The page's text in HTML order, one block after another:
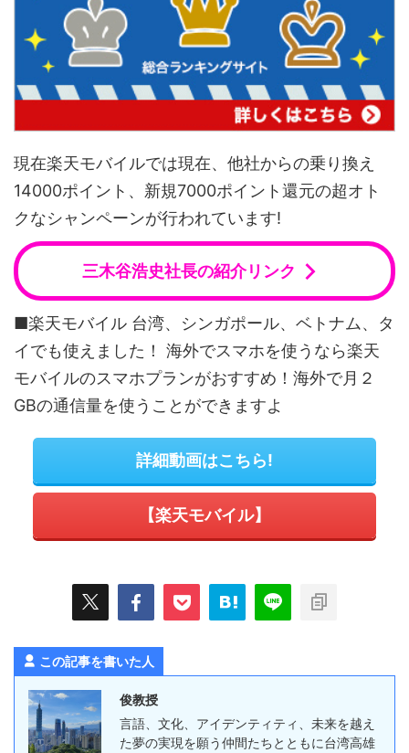
現在楽天モバイルでは現在、他社からの乗り換え
14000ポイント、新規7000ポイント還元の超オト
クなシャンペーンが行われています!
三木谷浩史社長の紹介リンク
■楽天モバイル 台湾、シンガポール、ベトナム、タ
イでも使えました！ 海外でスマホを使うなら楽天
モバイルのスマホプランがおすすめ！海外で月２
GBの通信量を使うことができますよ
詳細動画はこちら!
【楽天モバイル】
この記事を書いた人
俊教授
言語、文化、アイデンティティ、未来を越え
た夢の実現を願う仲間たちとともに台湾高雄